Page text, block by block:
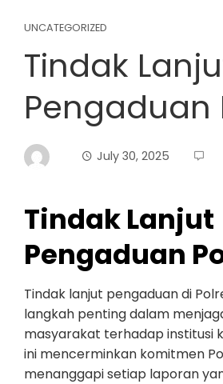
UNCATEGORIZED
Tindak
Pengaduan
July 30, 2025
Tindak Lanjut
Pengaduan
Tindak lanjut pengaduan di
langkah penting dalam
masyarakat terhadap institusi
ini mencerminkan komitmen
menanggapi setiap laporan